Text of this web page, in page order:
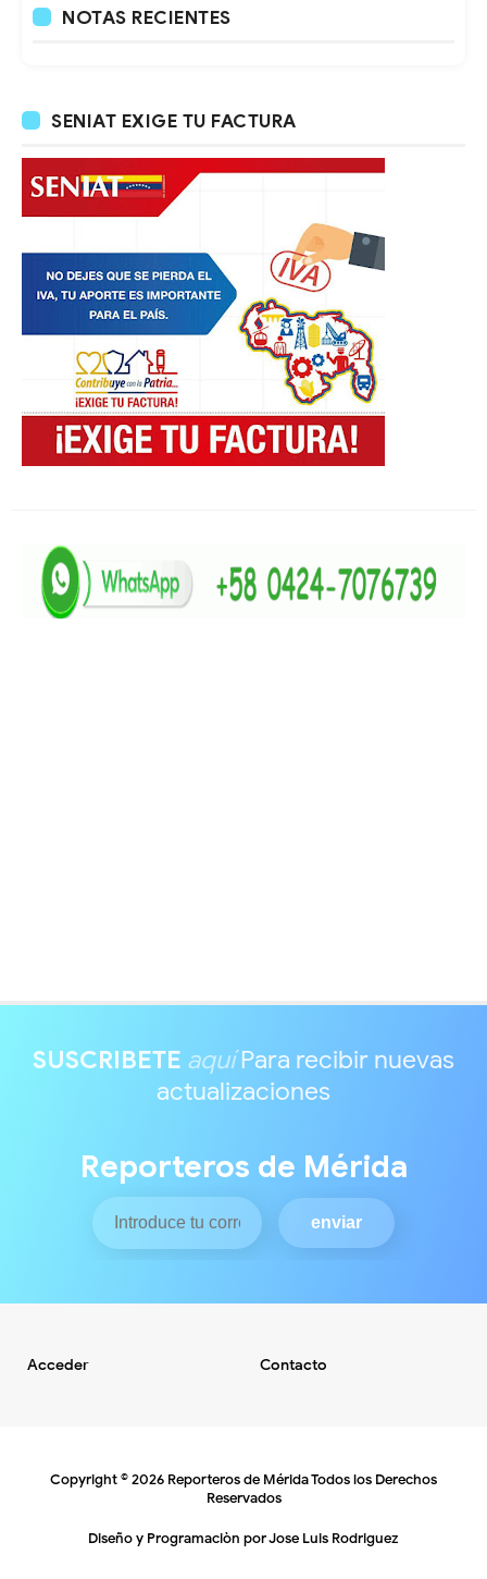
NOTAS RECIENTES
SENIAT EXIGE TU FACTURA
SUSCRIBETE aquíPara recibir nuevas
actualizaciones
Reporteros de Mérida
Acceder Contacto
Copyright ©2026 Reporteros de MéridaTodos los Derechos
Reservados
Diseño y Programaciòn porJose Luis Rodriguez